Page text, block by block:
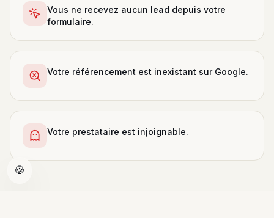
Vous ne recevez aucun lead depuis votre
formulaire.
Votre référencement est inexistant sur Google.
Votre prestataire est injoignable.
🍪